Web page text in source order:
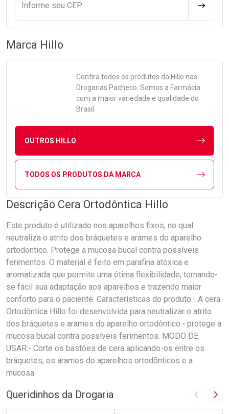
Informe seu CEP
Marca Hillo
Confira todos os produtos da Hillo nas
Drogarias Pacheco. Somos a Farmácia
com a maior variedade e qualidade do
Brasil.
OUTROS HILLO
TODOS OS PRODUTOS DA MARCA
Descrição Cera Ortodôntica Hillo
Este produto é utilizado nos aparelhos fixos, no qual
neutraliza o atrito dos bráquetes e arames do aparelho
ortodontico. Protege a mucosa bucal contra possíveis
ferimentos. O material é feito em parafina atóxica e
aromatizada que permite uma ótima flexibilidade, tornando-
se fácil sua adaptação aos aparelhos e trazendo maior
conforto para o paciente. Características do produto:- A cera
Ortodôntica Hillo foi desenvolvida para neutralizar o atrito
dos bráquetes e arames do aparelho ortodôntico.- protege a
mucosa bucal contra possíveis ferimentos. MODO DE
USAR:- Corte os bastões de cera aplicando-os entre os
bráquetes, os arames do aparelhos ortodõnticos e a
mucosa.
Queridinhos da Drogaria Imagem